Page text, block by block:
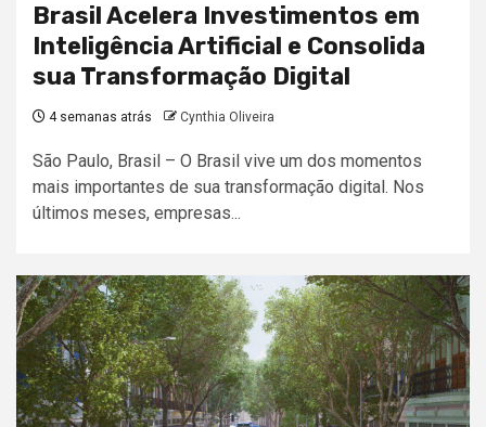
Brasil Acelera Investimentos em
Inteligência Artificial e Consolida
sua Transformação Digital
4 semanas atrás Cynthia Oliveira
São Paulo, Brasil – O Brasil vive um dos momentos
mais importantes de sua transformação digital. Nos
últimos meses, empresas...